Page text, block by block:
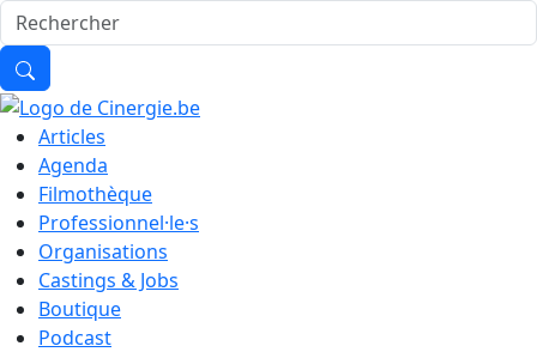
Articles
Agenda
Filmothèque
Professionnel·le·s
Organisations
Castings & Jobs
Boutique
Podcast